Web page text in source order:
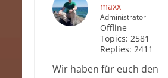
maxx
Administrator
Offline
Topics: 2581
Replies: 2411
Wir haben für euch den